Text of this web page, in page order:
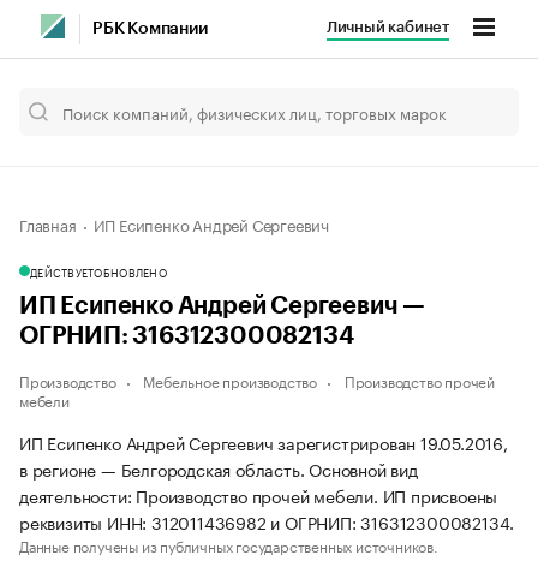
РБК Компании Личный кабинет
Главная ИП Есипенко Андрей Сергеевич
ДЕЙСТВУЕТОБНОВЛЕНО
ИП Есипенко Андрей Сергеевич —
ОГРНИП: 316312300082134
Производство Мебельное производство
Производство прочей
мебели
ИП Есипенко Андрей Сергеевич зарегистрирован 19.05.2016,
в регионе — Белгородская область. Основной вид
деятельности: Производство прочей мебели. ИП присвоены
реквизиты ИНН: 312011436982 и ОГРНИП: 316312300082134.
Данные получены из публичных государственных источников.